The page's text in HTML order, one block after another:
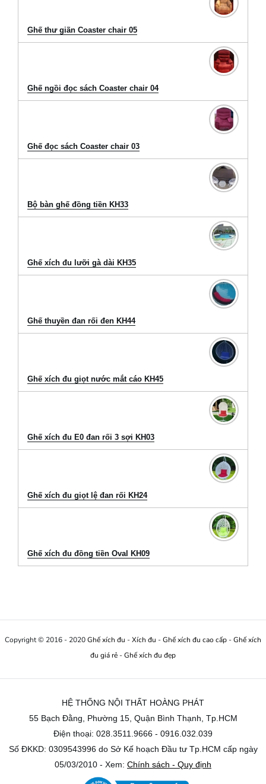
Ghế thư giãn Coaster chair 05
Ghế ngồi đọc sách Coaster chair 04
Ghế đọc sách Coaster chair 03
Bộ bàn ghế đồng tiền KH33
Ghế xích đu lưỡi gà dài KH35
Ghế thuyền đan rối đen KH44
Ghế xích đu giọt nước mắt cáo KH45
Ghế xích đu E0 đan rối 3 sợi KH03
Ghế xích đu giọt lệ đan rối KH24
Ghế xích đu đồng tiền Oval KH09
Copyright © 2016 - 2020Ghế xích đu -Xích đu -Ghế xích đu cao cấp -Ghế xích
đu giá rẻ -Ghế xích đu đẹp
HỆ THỐNG NỘI THẤT HOÀNG PHÁT
55 Bạch Đằng, Phường 15, Quận Bình Thạnh, Tp.HCM
Điện thoại: 028.3511.9666 - 0916.032.039
Số ĐKKD: 0309543996 do Sở Kế hoạch Đầu tư Tp.HCM cấp ngày
05/03/2010 - Xem: Chính sách - Quy định